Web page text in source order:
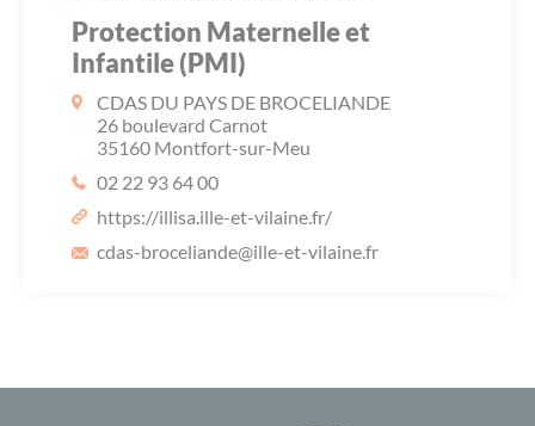
Protection Maternelle et
Infantile (PMI)
CDAS DU PAYS DE BROCELIANDE
26 boulevard Carnot
35160 Montfort-sur-Meu
02 22 93 64 00
https://illisa.ille-et-vilaine.fr/
cdas-broceliande@ille-et-vilaine.fr